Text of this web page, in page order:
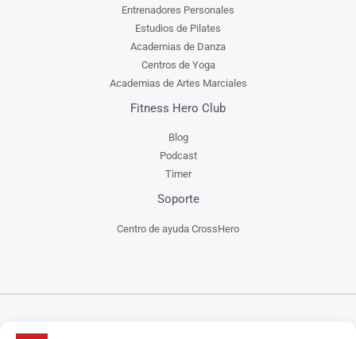
Entrenadores Personales
Estudios de Pilates
Academias de Danza
Centros de Yoga
Academias de Artes Marciales
Fitness Hero Club
Blog
Podcast
Timer
Soporte
Centro de ayuda CrossHero
CrossHero es un software y app todo en uno, para la gestión de gimnasios, centros de